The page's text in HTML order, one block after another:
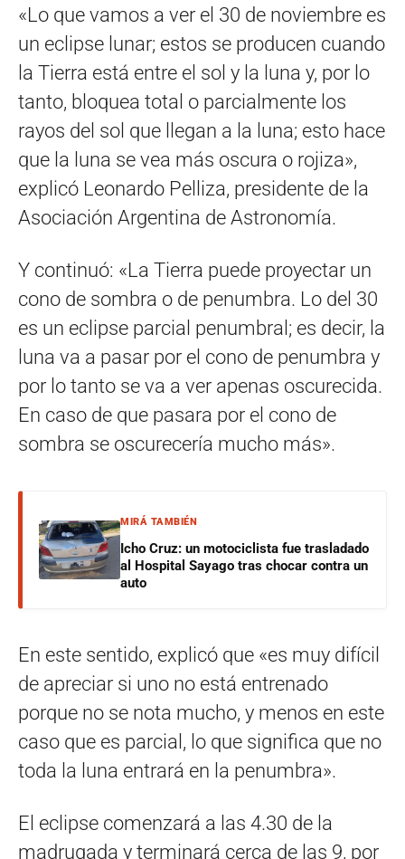
«Lo que vamos a ver el 30 de noviembre es
un eclipse lunar; estos se producen cuando
la Tierra está entre el sol y la luna y, por lo
tanto, bloquea total o parcialmente los
rayos del sol que llegan a la luna; esto hace
que la luna se vea más oscura o rojiza»,
explicó Leonardo Pelliza, presidente de la
Asociación Argentina de Astronomía.
Y continuó: «La Tierra puede proyectar un
cono de sombra o de penumbra. Lo del 30
es un eclipse parcial penumbral; es decir, la
luna va a pasar por el cono de penumbra y
por lo tanto se va a ver apenas oscurecida.
En caso de que pasara por el cono de
sombra se oscurecería mucho más».
MIRÁ TAMBIÉN
Icho Cruz: un motociclista fue trasladado
al Hospital Sayago tras chocar contra un
auto
En este sentido, explicó que «es muy difícil
de apreciar si uno no está entrenado
porque no se nota mucho, y menos en este
caso que es parcial, lo que significa que no
toda la luna entrará en la penumbra».
El eclipse comenzará a las 4.30 de la
madrugada y terminará cerca de las 9, por